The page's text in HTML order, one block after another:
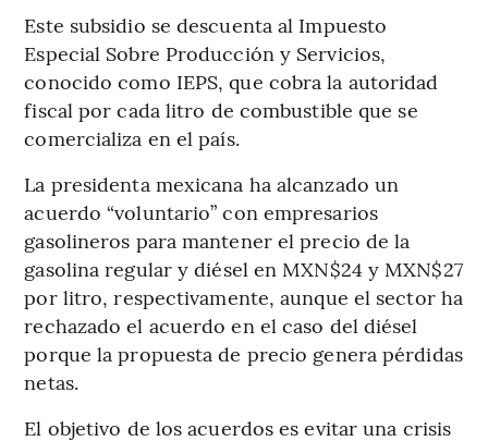
Este subsidio se descuenta al Impuesto
Especial Sobre Producción y Servicios,
conocido como IEPS, que cobra la autoridad
fiscal por cada litro de combustible que se
comercializa en el país.
La presidenta mexicana ha alcanzado un
acuerdo “voluntario” con empresarios
gasolineros para mantener el precio de la
gasolina regular y diésel en MXN$24 y MXN$27
por litro, respectivamente, aunque el sector ha
rechazado el acuerdo en el caso del diésel
porque la propuesta de precio genera pérdidas
netas.
El objetivo de los acuerdos es evitar una crisis